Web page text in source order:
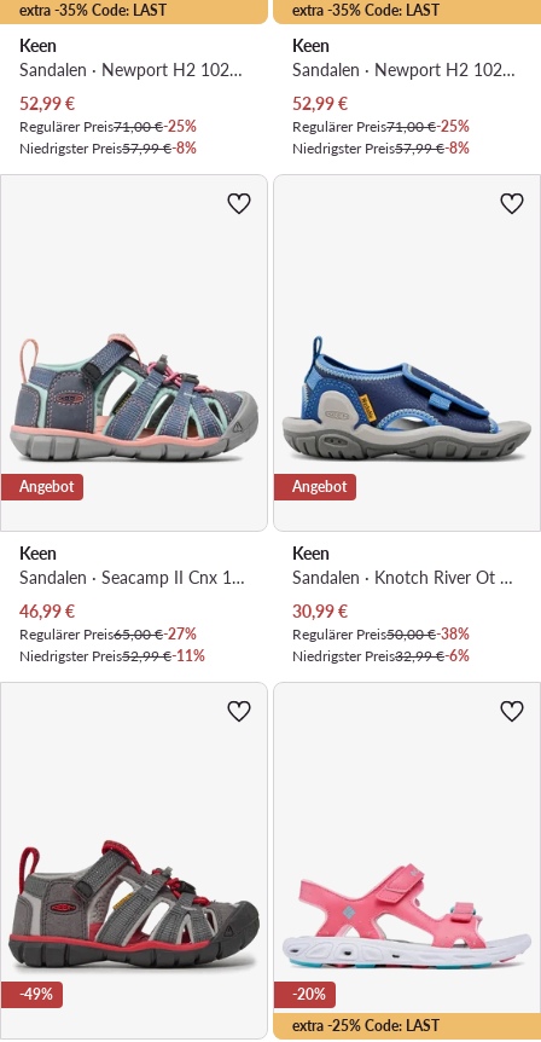
extra -35% Code: LAST
Keen
Sandalen · Newport H2 1026269 · Blau
Aktueller Preis
52,99€
Regulärer Preis71,00 €-25%
Niedrigster Preis57,99 €-8%
extra -35% Code: LAST
Keen
Sandalen · Newport H2 1026266 · Violett
Aktueller Preis
52,99€
Regulärer Preis71,00 €-25%
Niedrigster Preis57,99 €-8%
Angebot
Keen
Sandalen · Seacamp II Cnx 1022975 · Blau
Aktueller Preis
46,99€
Regulärer Preis65,00 €-27%
Niedrigster Preis52,99 €-11%
Angebot
Keen
Sandalen · Knotch River Ot 1026170 · Blau
Aktueller Preis
30,99€
Regulärer Preis50,00 €-38%
Niedrigster Preis32,99 €-6%
-49%
extra -25% Code: LAST
-20%